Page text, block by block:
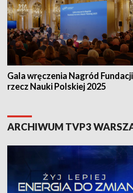
Gala wręczenia Nagród
rzecz Nauki Polskiej 2025
ARCHIWUM TVP3